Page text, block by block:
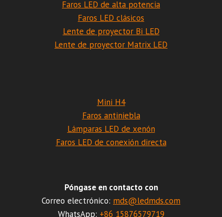
Faros LED de alta potencia
Faros LED clásicos
Lente de proyector Bi LED
Lente de proyector Matrix LED
Mini H4
Faros antiniebla
Lámparas LED de xenón
Faros LED de conexión directa
Póngase en contacto con
Correo electrónico: mds@ledmds.com
WhatsApp: +86 15876579719